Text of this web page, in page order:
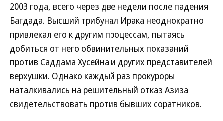
2003 года, всего через две недели после падения
Багдада. Высший трибунал Ирака неоднократно
привлекал его к другим процессам, пытаясь
добиться от него обвинительных показаний
против Саддама Хусейна и других представителей
верхушки. Однако каждый раз прокуроры
наталкивались на решительный отказ Азиза
свидетельствовать против бывших соратников.